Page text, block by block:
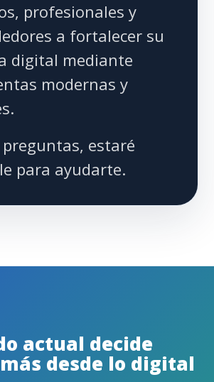
profesionales y
a fortalecer su
digital mediante
modernas y
estaré
para ayudarte.
actual decide
desde lo digital